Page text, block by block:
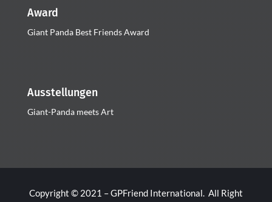
Award
Giant Panda Best Friends Award
Ausstellungen
Giant-Panda meets Art
Copyright © 2021 – GPFriend International. All Right